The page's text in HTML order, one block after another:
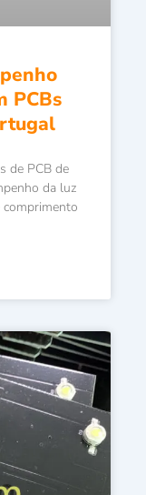
PCBs
de PCB de
da luz